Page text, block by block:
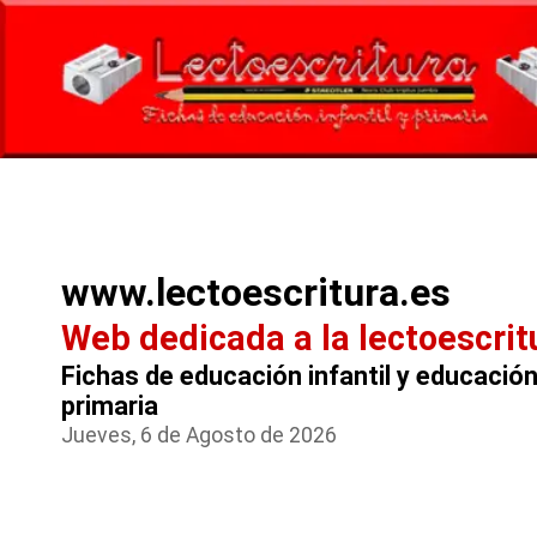
www.lectoescritura.es
Web dedicada a la
Fichas de educación infantil y educación
primaria
Jueves, 6 de Agosto de 2026